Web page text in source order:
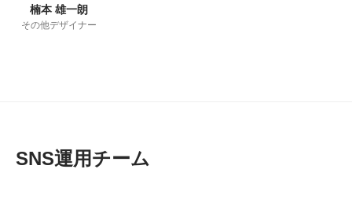
楠本 雄一朗
その他デザイナー
SNS運用チーム